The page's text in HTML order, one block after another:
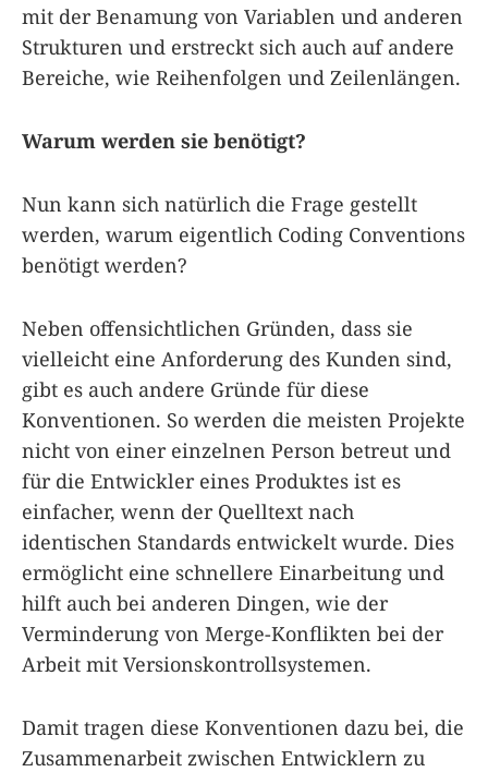
mit der Benamung von Variablen und anderen
Strukturen und erstreckt sich auch auf andere
Bereiche, wie Reihenfolgen und Zeilenlängen.
Warum werden sie benötigt?
Nun kann sich natürlich die Frage gestellt
werden, warum eigentlich Coding Conventions
benötigt werden?
Neben offensichtlichen Gründen, dass sie
vielleicht eine Anforderung des Kunden sind,
gibt es auch andere Gründe für diese
Konventionen. So werden die meisten Projekte
nicht von einer einzelnen Person betreut und
für die Entwickler eines Produktes ist es
einfacher, wenn der Quelltext nach
identischen Standards entwickelt wurde. Dies
ermöglicht eine schnellere Einarbeitung und
hilft auch bei anderen Dingen, wie der
Verminderung von Merge-Konflikten bei der
Arbeit mit Versionskontrollsystemen.
Damit tragen diese Konventionen dazu bei, die
Zusammenarbeit zwischen Entwicklern zu